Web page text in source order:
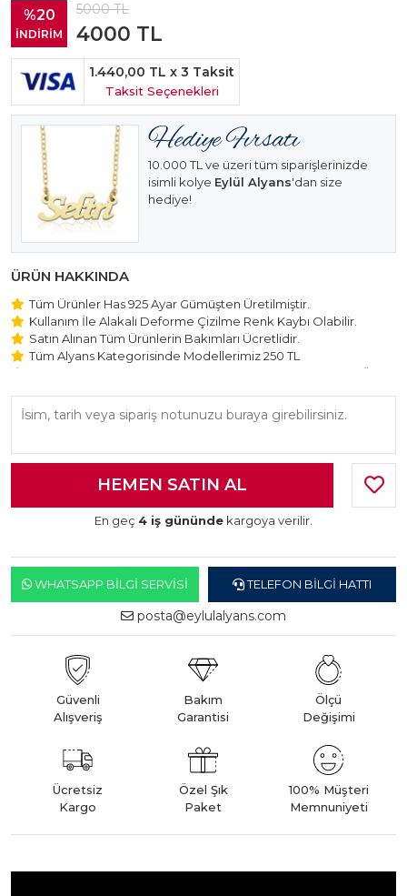
%20
İNDİRİM
5000TL
4000 TL
1.440,00 TL x 3 Taksit
Taksit Seçenekleri
10.000 TL ve üzeri tüm siparişlerinizde
isimli kolye Eylül Alyans'dan size
hediye!
ÜRÜN HAKKINDA
Tüm Ürünler Has 925 Ayar Gümüşten Üretilmiştir.
Kullanım İle Alakalı Deforme Çizilme Renk Kaybı Olabilir.
Satın Alınan Tüm Ürünlerin Bakımları Ücretlidir.
Tüm Alyans Kategorisinde Modellerimiz 250 TL
Beştaş Tektaş Kolye ve Bileklik Modellerimiz 150 TL Sabit Ücret
En geç 4 iş gününde kargoya verilir.
WHATSAPP BILGI SERVISI TELEFON BILGI HATTI
posta@eylulalyans.com
Güvenli
Alışveriş
Bakım
Garantisi
Ölçü
Değişimi
Ücretsiz
Kargo
Özel Şık
Paket
100% Müşteri
Memnuniyeti